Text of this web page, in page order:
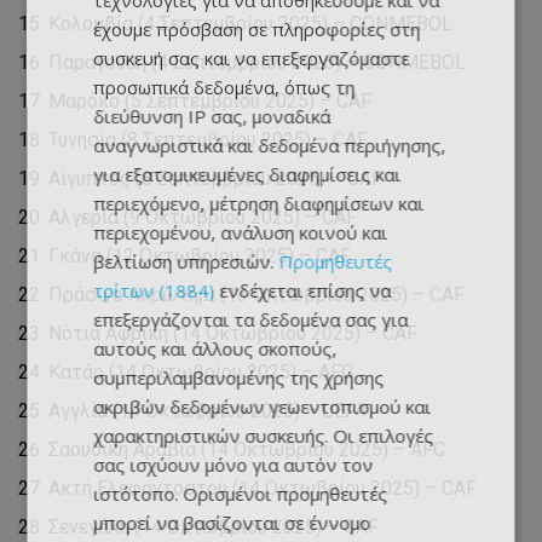
Κολομβία (4 Σεπτεμβρίου 2025) – CONMEBOL
Παραγουάη (4 Σεπτεμβρίου 2025) – CONMEBOL
Μαρόκο (5 Σεπτεμβρίου 2025) – CAF
Τυνησία (8 Σεπτεμβρίου 2025) – CAF
Αίγυπτος (8 Σεπτεμβρίου 2025) – CAF
Αλγερία (9 Οκτωβρίου 2025) – CAF
Γκάνα (12 Οκτωβρίου 2025) – CAF
Πράσινο Ακρωτήρι (13 Οκτωβρίου 2025) – CAF
Νότια Αφρική (14 Οκτωβρίου 2025) – CAF
Κατάρ (14 Οκτωβρίου 2025) – AFC
Αγγλία (14 Οκτωβρίου 2025) – UEFA
Σαουδική Αραβία (14 Οκτωβρίου 2025) – AFC
Ακτή Ελεφαντοστού (14 Οκτωβρίου 2025) – CAF
Σενεγάλη (14 Οκτωβρίου 2025) – CAF
έχουμε πρόσβαση σε πληροφορίες στη
συσκευή σας και να επεξεργαζόμαστε
προσωπικά δεδομένα, όπως τη
διεύθυνση IP σας, μοναδικά
αναγνωριστικά και δεδομένα περιήγησης,
για εξατομικευμένες διαφημίσεις και
περιεχόμενο, μέτρηση διαφημίσεων και
περιεχομένου, ανάλυση κοινού και
βελτίωση υπηρεσιών. Προμηθευτές
τρίτων (1884) ενδέχεται επίσης να
επεξεργάζονται τα δεδομένα σας για
αυτούς και άλλους σκοπούς,
συμπεριλαμβανομένης της χρήσης
ακριβών δεδομένων γεωεντοπισμού και
χαρακτηριστικών συσκευής. Οι επιλογές
σας ισχύουν μόνο για αυτόν τον
ιστότοπο. Ορισμένοι προμηθευτές
μπορεί να βασίζονται σε έννομο